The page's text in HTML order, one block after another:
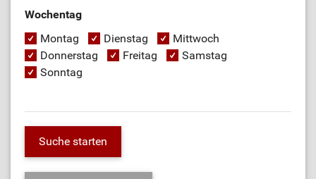
Wochentag
Montag
Dienstag
Mittwoch
Donnerstag
Freitag
Samstag
Sonntag